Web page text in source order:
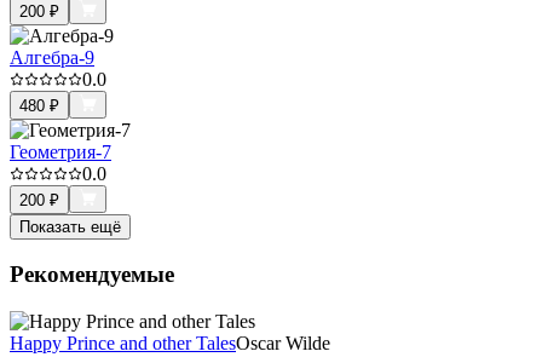
200 ₽
Алгебра-9
0.0
480 ₽
Геометрия-7
0.0
200 ₽
Показать ещё
Рекомендуемые
Happy Prince and other TalesOscar Wilde